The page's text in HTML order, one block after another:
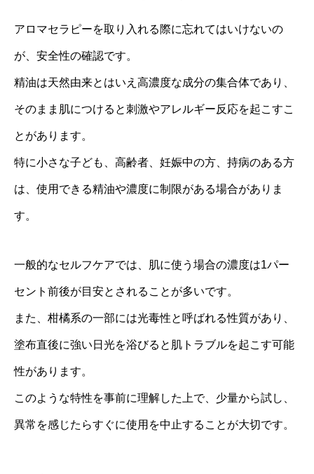
アロマセラピーを取り入れる際に忘れてはいけないの
が、安全性の確認です。
精油は天然由来とはいえ高濃度な成分の集合体であり、
そのまま肌につけると刺激やアレルギー反応を起こすこ
とがあります。
特に小さな子ども、高齢者、妊娠中の方、持病のある方
は、使用できる精油や濃度に制限がある場合がありま
す。
一般的なセルフケアでは、肌に使う場合の濃度は1パー
セント前後が目安とされることが多いです。
また、柑橘系の一部には光毒性と呼ばれる性質があり、
塗布直後に強い日光を浴びると肌トラブルを起こす可能
性があります。
このような特性を事前に理解した上で、少量から試し、
異常を感じたらすぐに使用を中止することが大切です。